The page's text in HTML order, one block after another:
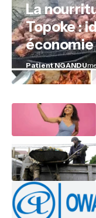
La
Topoke :
Patient NGANDU